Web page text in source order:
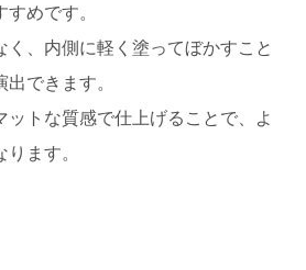
めです。
く、内側に軽く塗ってぼかすこと
できます。
ットな質感で仕上げることで、よ
ます。